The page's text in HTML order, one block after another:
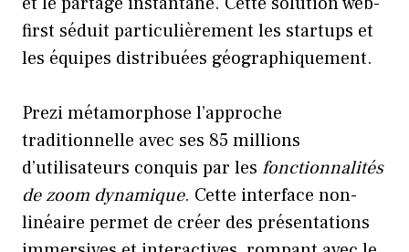
first séduit particulièrement les startups et
les équipes distribuées géographiquement.
Prezi métamorphose l’approche
traditionnelle avec ses 85 millions
d’utilisateurs conquis par les fonctionnalités
de zoom dynamique. Cette interface non-
linéaire permet de créer des présentations